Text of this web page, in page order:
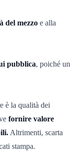
del mezzo e alla
pubblica, poiché un
è la qualità dei
fornire valore
Altrimenti, scarta
stampa.